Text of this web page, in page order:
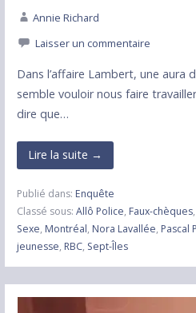
Annie Richard
Laisser un commentaire
Dans l’affaire Lambert, une aura
semble vouloir nous faire
dire que…
Lire la suite →
Publié dans: Enquête
Classé sous: Allô Police, Faux-chèques,
Sexe, Montréal, Nora Lavallée, Pascal
jeunesse, RBC, Sept-Îles